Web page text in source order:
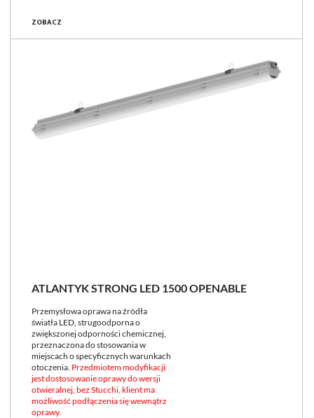
ZOBACZ
ATLANTYK STRONG LED 1500 OPENABLE
Przemysłowa oprawa na źródła
światła LED, strugoodporna o
zwiększonej odporności chemicznej,
przeznaczona do stosowania w
miejscach o specyficznych warunkach
otoczenia. Przedmiotem modyfikacji
jest dostosowanie oprawy do wersji
otwieralnej, bez Stucchi, klient ma
możliwość podłączenia się wewnątrz
oprawy.